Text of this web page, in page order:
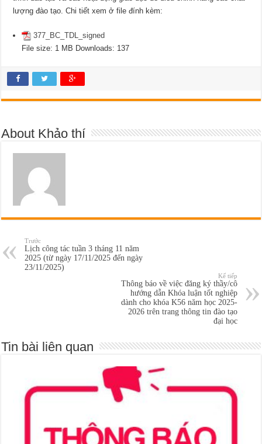
lượng đào tạo. Chi tiết xem ở file đính kèm:
377_BC_TDL_signed
File size: 1 MB Downloads: 137
About Khảo thí
Trước
Lịch công tác tuần 3 tháng 11 năm
2025 (từ ngày 17/11/2025 đến ngày
23/11/2025)
Kế tiếp
Thông báo về việc đăng ký thầy/cô
hướng dẫn Khóa luận tốt nghiệp
dành cho khóa K56 năm học 2025-
2026 trên trang thông tin đào tạo
đại học
Tin bài liên quan